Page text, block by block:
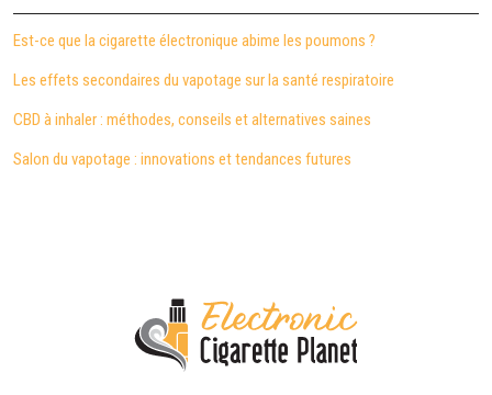
Est-ce que la cigarette électronique abime les poumons ?
Les effets secondaires du vapotage sur la santé respiratoire
CBD à inhaler : méthodes, conseils et alternatives saines
Salon du vapotage : innovations et tendances futures